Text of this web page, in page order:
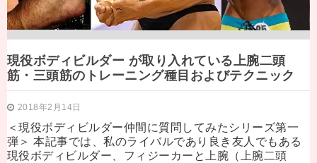
現役ボディビルダー が取り入れている上腕二頭
筋・三頭筋のトレーニング種目およびテクニック
2018年2月14日
＜現役ボディビルダー仲間に質問してみたシリーズ第一
弾＞ 本記事では、私のライバルであり良き友人でもある
現役ボディビルダー、フィジーカーと上腕（上腕二頭